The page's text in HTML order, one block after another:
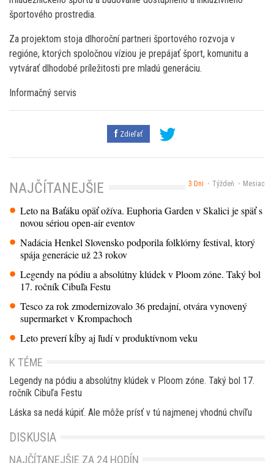
športového prostredia.
Za projektom stoja dlhoroční partneri športového rozvoja v
regióne, ktorých spoločnou víziou je prepájať šport, komunitu a
vytvárať dlhodobé príležitosti pre mladú generáciu.
Informačný servis
Zdieľať
3 Dni Týždeň Mesiac
NAJČÍTANEJŠIE
Leto na Baťáku opäť ožíva. Euphoria Garden v Skalici je späť s
novou sériou open-air eventov
Nadácia Henkel Slovensko podporila folklórny festival, ktorý
spája generácie už 23 rokov
Legendy na pódiu a absolútny klúdek v Ploom zóne. Taký bol
17. ročník Cibuľa Festu
Tesco za rok zmodernizovalo 36 predajní, otvára vynovený
supermarket v Krompachoch
Leto preverí kĺby aj ľudí v produktívnom veku
K TÉME
Legendy na pódiu a absolútny klúdek v Ploom zóne. Taký bol 17.
ročník Cibuľa Festu
Láska sa nedá kúpiť. Ale môže prísť v tú najmenej vhodnú chvíľu
DISKUSIA
NAJČÍTANEJŠIE ZA 24 HODÍN